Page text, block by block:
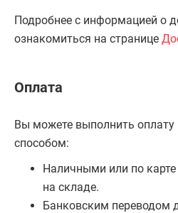
Подробнее с информацией о
ознакомиться на странице
Оплата
Вы можете выполнить
способом:
Наличными или по
на складе.
Банковским переводом